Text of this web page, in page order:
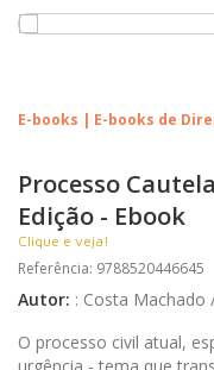
E-books | E-books de
Processo
Edição - Ebook
Clique e veja!
Referência: 9788520446645
Autor: : Costa Machado
O processo civil atual,